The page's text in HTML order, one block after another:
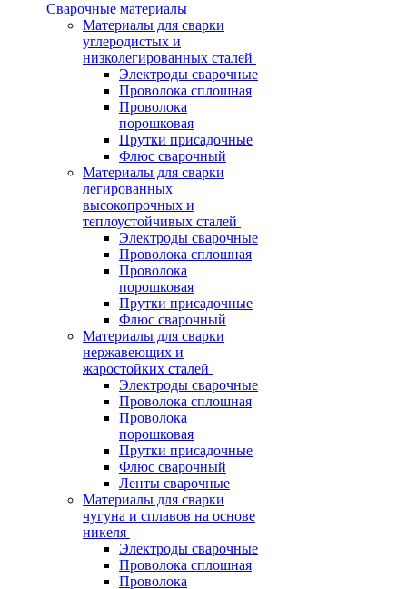
Сварочные материалы
Материалы для сварки
углеродистых и
низколегированных сталей
Электроды сварочные
Проволока сплошная
Проволока
порошковая
Прутки присадочные
Флюс сварочный
Материалы для сварки
легированных
высокопрочных и
теплоустойчивых сталей
Электроды сварочные
Проволока сплошная
Проволока
порошковая
Прутки присадочные
Флюс сварочный
Материалы для сварки
нержавеющих и
жаростойких сталей
Электроды сварочные
Проволока сплошная
Проволока
порошковая
Прутки присадочные
Флюс сварочный
Ленты сварочные
Материалы для сварки
чугуна и сплавов на основе
никеля
Электроды сварочные
Проволока сплошная
Проволока